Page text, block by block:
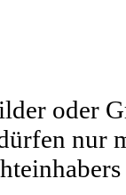
oder
nur